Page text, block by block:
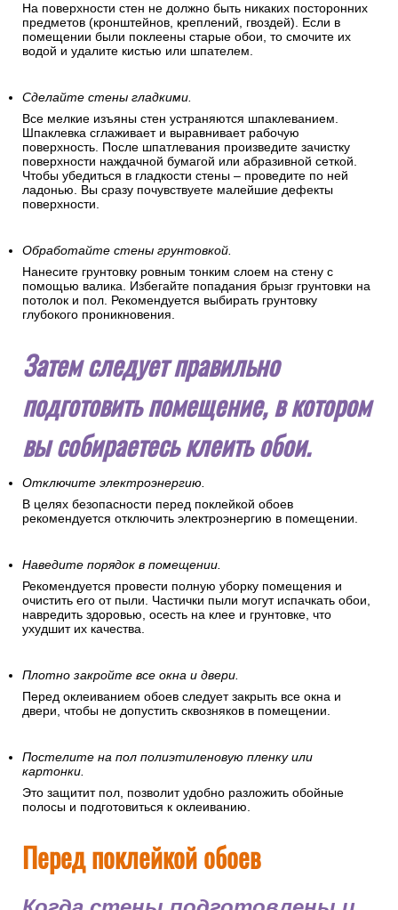
На поверхности стен не должно быть никаких посторонних
предметов (кронштейнов, креплений, гвоздей). Если в
помещении были поклеены старые обои, то смочите их
водой и удалите кистью или шпателем.
Сделайте стены гладкими.
Все мелкие изъяны стен устраняются шпаклеванием.
Шпаклевка сглаживает и выравнивает рабочую
поверхность. После шпатлевания произведите зачистку
поверхности наждачной бумагой или абразивной сеткой.
Чтобы убедиться в гладкости стены – проведите по ней
ладонью. Вы сразу почувствуете малейшие дефекты
поверхности.
Обработайте стены грунтовкой.
Нанесите грунтовку ровным тонким слоем на стену с
помощью валика. Избегайте попадания брызг грунтовки на
потолок и пол. Рекомендуется выбирать грунтовку
глубокого проникновения.
Затем следует правильно
подготовить помещение, в котором
вы собираетесь клеить обои.
Отключите электроэнергию.
В целях безопасности перед поклейкой обоев
рекомендуется отключить электроэнергию в помещении.
Наведите порядок в помещении.
Рекомендуется провести полную уборку помещения и
очистить его от пыли. Частички пыли могут испачкать обои,
навредить здоровью, осесть на клее и грунтовке, что
ухудшит их качества.
Плотно закройте все окна и двери.
Перед оклеиванием обоев следует закрыть все окна и
двери, чтобы не допустить сквозняков в помещении.
Постелите на пол полиэтиленовую пленку или
картонки.
Это защитит пол, позволит удобно разложить обойные
полосы и подготовиться к оклеиванию.
Перед поклейкой обоев